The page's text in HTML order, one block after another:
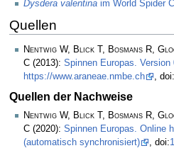
Dysdera valentina im World Spider
Quellen
Nentwig W, Blick T, Bosmans R,
C (2013): Spinnen Europas. Version
https://www.araneae.nmbe.ch
, doi:
Quellen der Nachweise
Nentwig W, Blick T, Bosmans R,
C (2020): Spinnen Europas. Online
(automatisch synchronisiert)
, doi: